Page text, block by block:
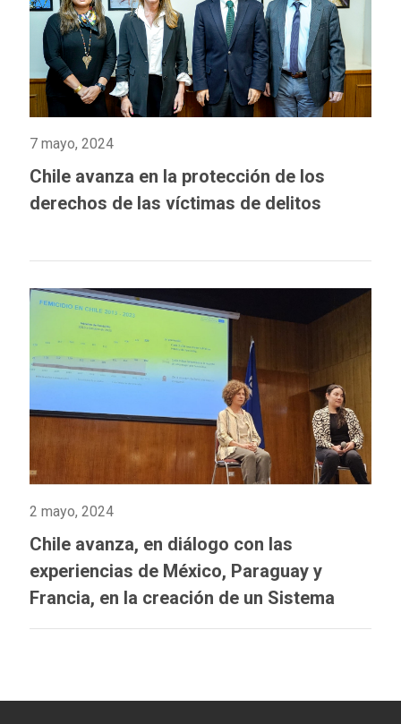
7 mayo, 2024
Chile avanza en la protección de los
derechos de las víctimas de delitos
2 mayo, 2024
Chile avanza, en diálogo con las
experiencias de México, Paraguay y
Francia, en la creación de un Sistema
Integrado de Información sobre Violencia